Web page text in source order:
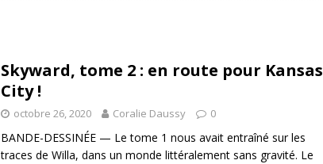
Skyward, tome 2 : en route pour Kansas
City !
octobre 26, 2020 Coralie Daussy 0
BANDE-DESSINÉE — Le tome 1 nous avait entraîné sur les
traces de Willa, dans un monde littéralement sans gravité. Le